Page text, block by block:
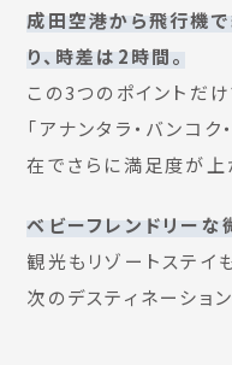
成田空港から飛行機
り、時差は2時間。
この3つのポイントだ
「アナンタラ・バンコク
在でさらに満足度が上
ベビーフレンドリーな
観光もリゾートステイ
次のデスティネーショ